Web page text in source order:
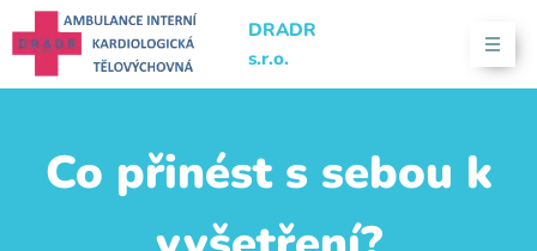
DRADR
s.r.o.
Co přinést s sebou k